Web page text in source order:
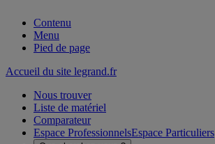
Contenu
Menu
Pied de page
Accueil du site legrand.fr
Nous trouver
Liste de matériel
Comparateur
Espace ProfessionnelsEspace Particuliers